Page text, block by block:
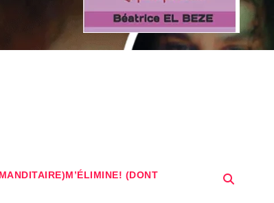
(DONT